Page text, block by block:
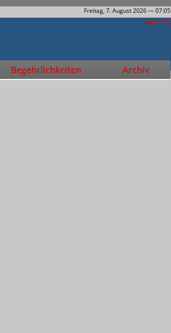
Freitag, 7. August 2026— 07:05
Begehrlichkeiten Archiv